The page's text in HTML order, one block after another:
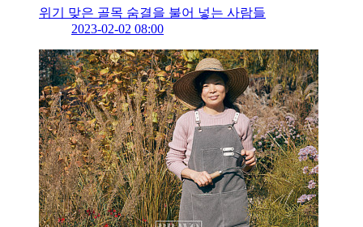
위기 맞은 골목 숨결을 불어 넣는 사람들
2023-02-02 08:00